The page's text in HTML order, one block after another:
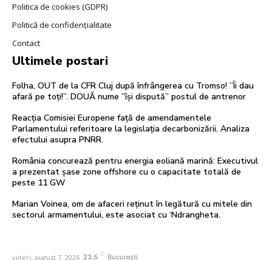
Politica de cookies (GDPR)
Politică de confidențialitate
Contact
Ultimele postari
Folha, OUT de la CFR Cluj după înfrângerea cu Tromso! ”Îi dau
afară pe toți!”. DOUĂ nume ”își dispută” postul de antrenor
Reacția Comisiei Europene față de amendamentele
Parlamentului referitoare la legislația decarbonizării. Analiza
efectului asupra PNRR.
România concurează pentru energia eoliană marină: Executivul
a prezentat șase zone offshore cu o capacitate totală de
peste 11 GW
Marian Voinea, om de afaceri reținut în legătură cu mitele din
sectorul armamentului, este asociat cu ‘Ndrangheta.
vineri, august 7, 2026 23.5 C București